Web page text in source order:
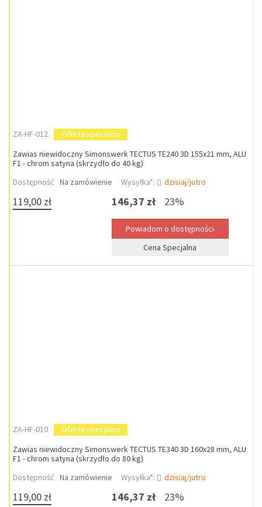
ZA-HF-012
Oferta specjalna
Zawias niewidoczny Simonswerk TECTUS TE240 3D 155x21 mm, ALU
F1 - chrom satyna (skrzydło do 40 kg)
Dostępność Na zamówienie Wysyłka*: dzisiaj/jutro
119,00 zł 146,37 zł 23%
Cena Specjalna
ZA-HF-010
Oferta specjalna
Zawias niewidoczny Simonswerk TECTUS TE340 3D 160x28 mm, ALU
F1 - chrom satyna (skrzydło do 80 kg)
Dostępność Na zamówienie Wysyłka*: dzisiaj/jutro
119,00 zł 146,37 zł 23%